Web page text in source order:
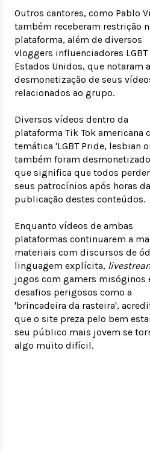
Outros cantores, como Pablo
também receberam restrição
plataforma, além de diversos
vloggers influenciadores LGBT
Estados Unidos, que notaram a
desmonetização de seus
relacionados ao grupo.
Diversos vídeos dentro da
plataforma Tik Tok americana
temática 'LGBT Pride, lesbian
também foram
que significa que todos
seus patrocínios após horas da
publicação destes conteúdos.
Enquanto vídeos de ambas
plataformas continuarem a
materiais com discursos de
linguagem explícita,
jogos com gamers misóginos
desafios perigosos como a
'brincadeira da rasteira',
que o site preza pelo bem
seu público mais jovem se
algo muito difícil.